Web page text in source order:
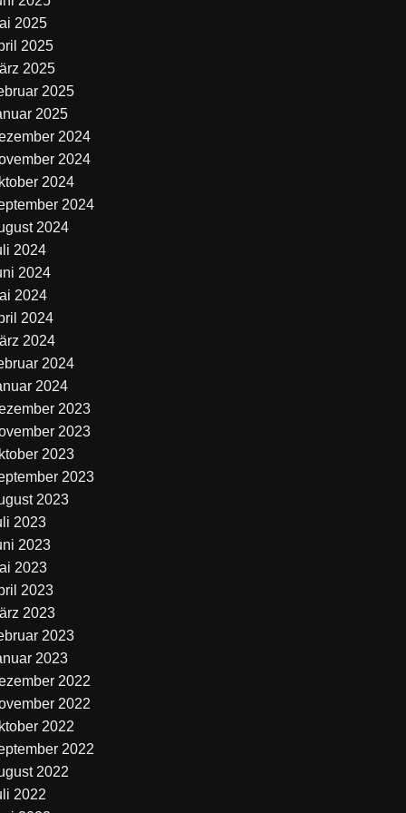
2025
2025
2025
2025
2025
2024
2024
2024
2024
2024
2024
2024
2024
2024
2024
2024
2024
2023
2023
2023
2023
2023
2023
2023
2023
2023
2023
2023
2023
2022
2022
2022
2022
2022
2022